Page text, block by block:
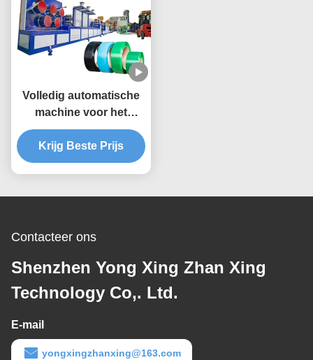
Volledig automatische
machine voor het
vervaardigen van PET-
banden voor plastic
verpakkingsbanden
Krijg Beste Prijs
Contacteer ons
Shenzhen Yong Xing Zhan Xing
Technology Co,. Ltd.
E-mail
yongxingzhanxing@163.com